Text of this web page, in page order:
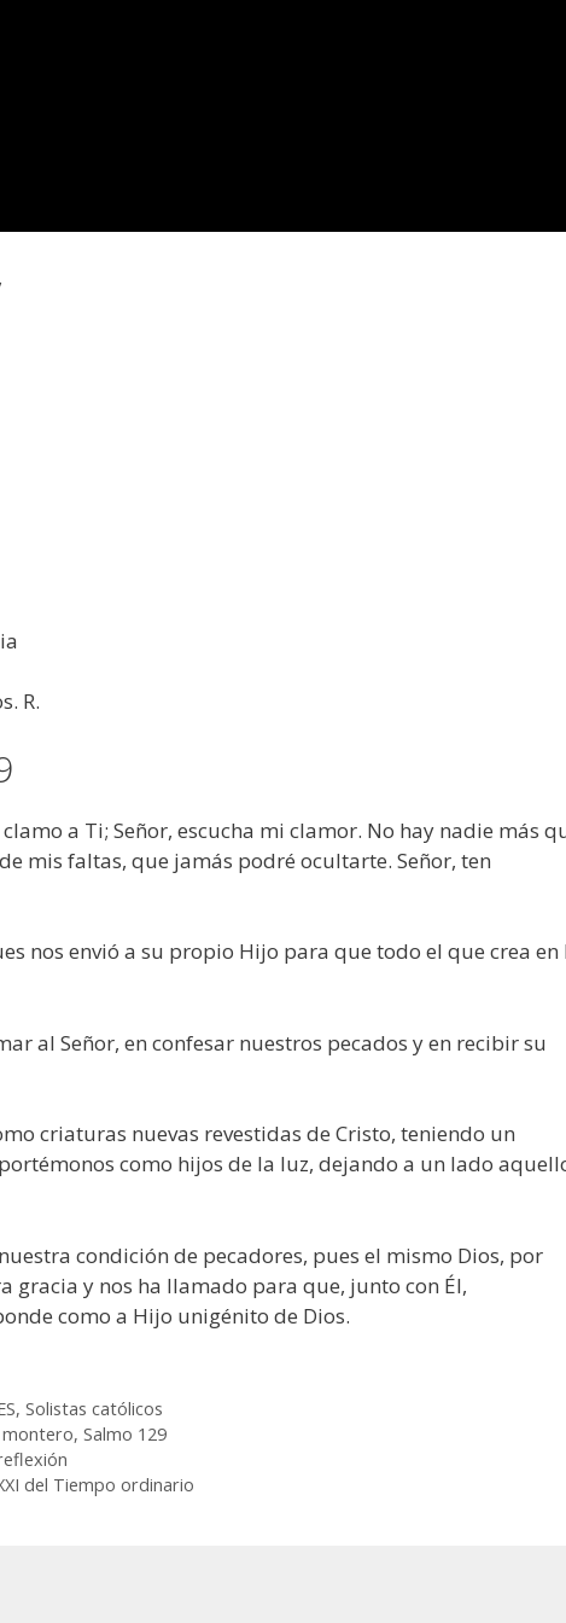
R.
a Ti; Señor, escucha mi clamor. No hay nadie más
mis faltas, que jamás podré ocultarte. Señor, ten
nos envió a su propio Hijo para que todo el que crea en
al Señor, en confesar nuestros pecados y en recibir su
criaturas nuevas revestidas de Cristo, teniendo un
como hijos de la luz, dejando a un lado
condición de pecadores, pues el mismo Dios, por
gracia y nos ha llamado para que, junto con Él,
como a Hijo unigénito de Dios.
,Solistas católicos
,Salmo 129
del Tiempo ordinario